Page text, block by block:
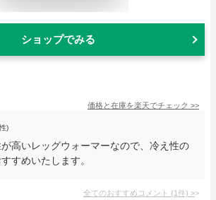
ショップでみる
価格と在庫を楽天でチェック >>
)
高いレッグウォーマーなので、冷え性の
すめいたします。
全てのおすすめコメント (1件) >